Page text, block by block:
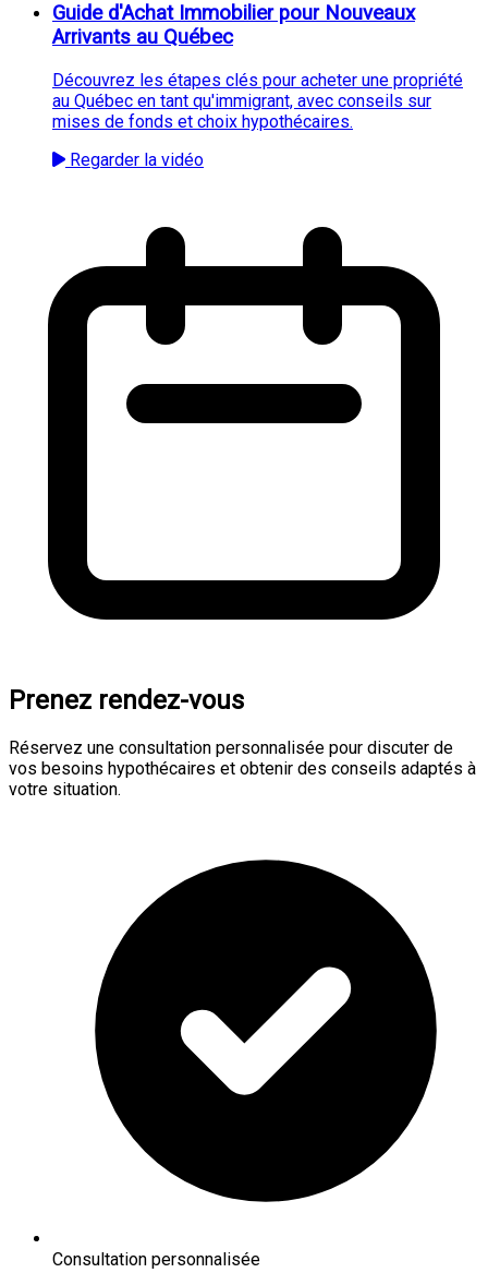
Guide d'Achat Immobilier pour Nouveaux
Arrivants au Québec
Découvrez les étapes clés pour acheter une propriété
au Québec en tant qu'immigrant, avec conseils sur
mises de fonds et choix hypothécaires.
Regarder la vidéo
Prenez rendez-vous
Réservez une consultation personnalisée pour discuter de
vos besoins hypothécaires et obtenir des conseils adaptés à
votre situation.
Consultation personnalisée